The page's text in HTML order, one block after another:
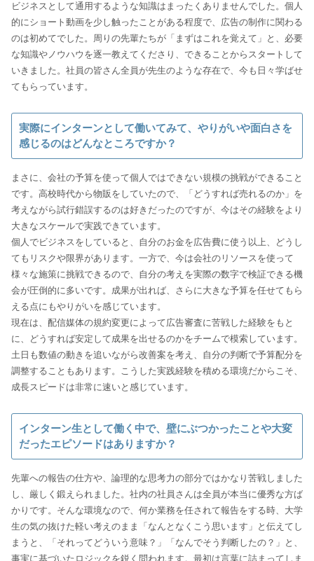
ビジネスとして通用するような知識はまったくありませんでした。個人
的にショート動画を少し触ったことがある程度で、広告の制作に関わる
のは初めてでした。周りの先輩たちが「まずはこれを覚えて」と、必要
な知識やノウハウを逐一教えてくださり、できることからスタートして
いきました。社員の皆さん全員が先生のような存在で、今も日々学ばせ
てもらっています。
実際にインターンとして働いてみて、やりがいや面白さを
感じるのはどんなところですか？
まさに、会社の予算を使って個人ではできない規模の挑戦ができること
です。高校時代から物販をしていたので、「どうすれば売れるのか」を
考えながら試行錯誤するのは好きだったのですが、今はその経験をより
大きなスケールで実践できています。
個人でビジネスをしていると、自分のお金を広告費に使う以上、どうし
てもリスクや限界があります。一方で、今は会社のリソースを使って
様々な施策に挑戦できるので、自分の考えを実際の数字で検証できる機
会が圧倒的に多いです。成果が出れば、さらに大きな予算を任せてもら
える点にもやりがいを感じています。
現在は、配信媒体の規約変更によって広告審査に苦戦した経験をもと
に、どうすれば安定して成果を出せるのかをチームで模索しています。
土日も数値の動きを追いながら改善案を考え、自分の判断で予算配分を
調整することもあります。こうした実践経験を積める環境だからこそ、
成長スピードは非常に速いと感じています。
インターン生として働く中で、壁にぶつかったことや大変
だったエピソードはありますか？
先輩への報告の仕方や、論理的な思考力の部分ではかなり苦戦しました
し、厳しく鍛えられました。社内の社員さんは全員が本当に優秀な方ば
かりです。そんな環境なので、何か業務を任されて報告をする時、大学
生の気の抜けた軽い考えのまま「なんとなくこう思います」と伝えてし
まうと、「それってどういう意味？」「なんでそう判断したの？」と、
事実に基づいたロジックを鋭く問われます。最初は言葉に詰まってしま